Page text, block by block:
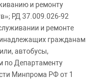
и ремонту
РД 37.009.026-92
и ремонте
гражданам
автобусы,
по Департаменту
Минпрома РФ от 1